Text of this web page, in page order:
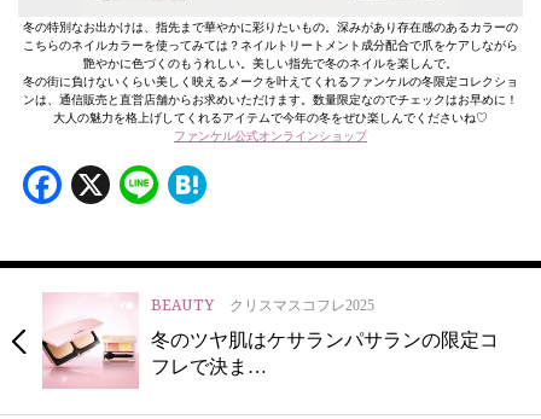
冬の特別なお出かけは、指先まで華やかに彩りたいもの。深みがあり存在感のあるカラーの
こちらのネイルカラーを使ってみては？ネイルトリートメント成分配合で爪をケアしながら
艶やかに色づくのもうれしい。美しい指先で冬のネイルを楽しんで。
冬の街に負けないくらい美しく映えるメークを叶えてくれるファンケルの冬限定コレクショ
ンは、通信販売と直営店舗からお求めいただけます。数量限定なのでチェックはお早めに！
大人の魅力を格上げしてくれるアイテムで今年の冬をぜひ楽しんでくださいね♡
ファンケル公式オンラインショップ
Facebook
X Line
BEAUTY クリスマスコフレ2025
冬のツヤ肌はケサランパサランの限定コ
フレで決ま…